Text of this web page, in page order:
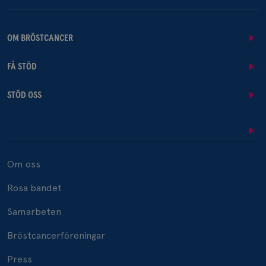
OM BRÖSTCANCER
FÅ STÖD
STÖD OSS
Om oss
Rosa bandet
Samarbeten
Bröstcancerföreningar
Press